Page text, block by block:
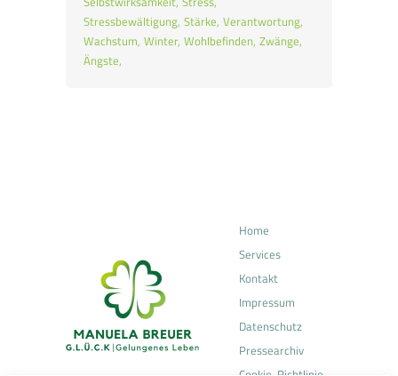
Stressbewältigung Stärke Verantwortung
Wachstum Winter Wohlbefinden Zwänge
Ängste
Home
Services
Kontakt
Impressum
Datenschutz
Pressearchiv